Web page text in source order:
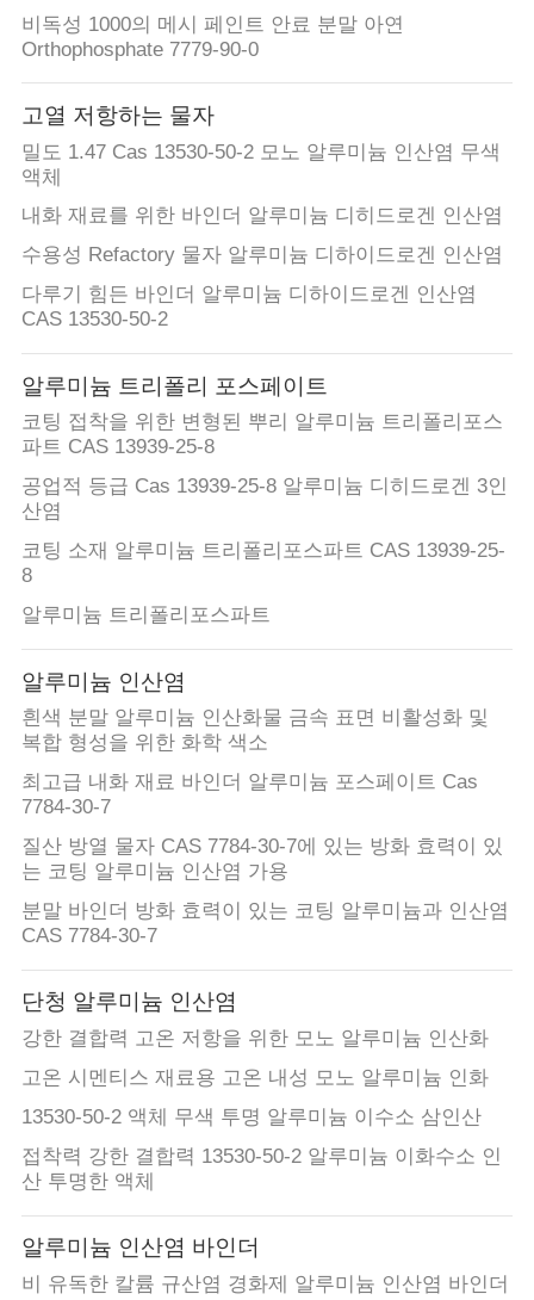
와
연
락
인
용
을
요
청
하
십
시
오
사
이
트
맵
PRIVACY
POLICY
비독성 1000의 메시 페인트 안료 분말 아연
Orthophosphate 7779-90-0
고열 저항하는 물자
밀도 1.47 Cas 13530-50-2 모노 알루미늄 인산염 무색
액체
내화 재료를 위한 바인더 알루미늄 디히드로겐 인산염
수용성 Refactory 물자 알루미늄 디하이드로겐 인산염
다루기 힘든 바인더 알루미늄 디하이드로겐 인산염
CAS 13530-50-2
알루미늄 트리폴리 포스페이트
코팅 접착을 위한 변형된 뿌리 알루미늄 트리폴리포스
파트 CAS 13939-25-8
공업적 등급 Cas 13939-25-8 알루미늄 디히드로겐 3인
산염
코팅 소재 알루미늄 트리폴리포스파트 CAS 13939-25-
8
알루미늄 트리폴리포스파트
알루미늄 인산염
흰색 분말 알루미늄 인산화물 금속 표면 비활성화 및
복합 형성을 위한 화학 색소
최고급 내화 재료 바인더 알루미늄 포스페이트 Cas
7784-30-7
질산 방열 물자 CAS 7784-30-7에 있는 방화 효력이 있
는 코팅 알루미늄 인산염 가용
분말 바인더 방화 효력이 있는 코팅 알루미늄과 인산염
CAS 7784-30-7
단청 알루미늄 인산염
강한 결합력 고온 저항을 위한 모노 알루미늄 인산화
고온 시멘티스 재료용 고온 내성 모노 알루미늄 인화
13530-50-2 액체 무색 투명 알루미늄 이수소 삼인산
접착력 강한 결합력 13530-50-2 알루미늄 이화수소 인
산 투명한 액체
알루미늄 인산염 바인더
비 유독한 칼륨 규산염 경화제 알루미늄 인산염 바인더